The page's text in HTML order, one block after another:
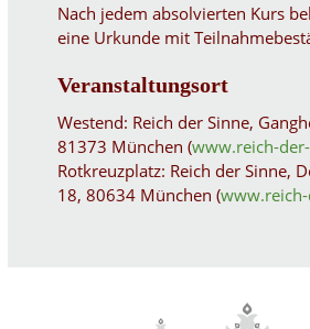
Nach jedem absolvierten Kurs
eine Urkunde mit
Veranstaltungsort
Westend: Reich der Sinne,
81373 München (www.reich-
Rotkreuzplatz: Reich der Sinne,
18, 80634 München (